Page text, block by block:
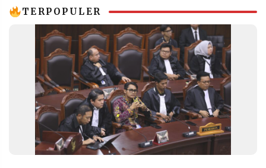
IKUTI
RESOLUSI
MEDIA
TERPOPULER